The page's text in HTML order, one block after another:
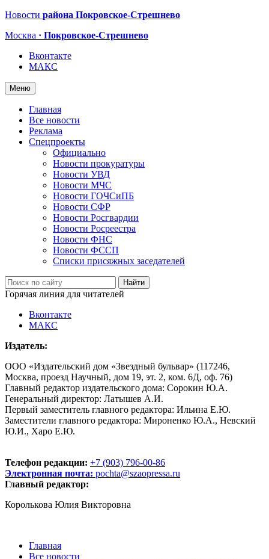
Новости района Покровское-Стрешнево
Москва · Покровское-Стрешнево
Вконтакте
МАКС
Меню
Главная
Все новости
Реклама
Спецпроекты
Официально
Новости прокуратуры
Новости УВД
Новости МЧС
Новости ГОЧСиПБ
Новости СФР
Новости Росгвардии
Новости Росреестра
Новости ФНС
Новости ФССП
Списки присяжных заседателей
Горячая линия для читателей
Вконтакте
МАКС
Издатель:
ООО «Издательский дом «Звездный бульвар» (117246,
Москва, проезд Научный, дом 19, эт. 2, ком. 6Д, оф. 76)
Главный редактор издательского дома: Сорокин Ю.А.
Генеральный директор: Латышев А.И.
Первый заместитель главного редактора: Ильина Е.Ю.
Заместители главного редактора: Мироненко Ю.А., Невский
Ю.И., Харо Е.Ю.
Телефон редакции: +7 (903) 796-00-86
Электронная почта: pochta@szaopressa.ru
Главный редактор:
Королькова Юлия Викторовна
Главная
Все новости